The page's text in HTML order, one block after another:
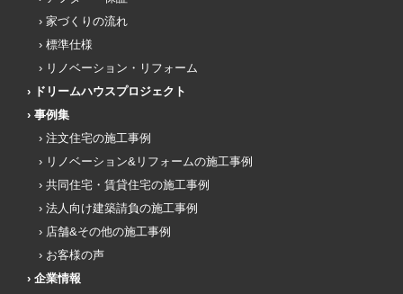
家づくりの流れ
標準仕様
リノベーション・リフォーム
ドリームハウスプロジェクト
事例集
注文住宅の施工事例
リノベーション&リフォームの施工事例
共同住宅・賃貸住宅の施工事例
法人向け建築請負の施工事例
店舗&その他の施工事例
お客様の声
企業情報